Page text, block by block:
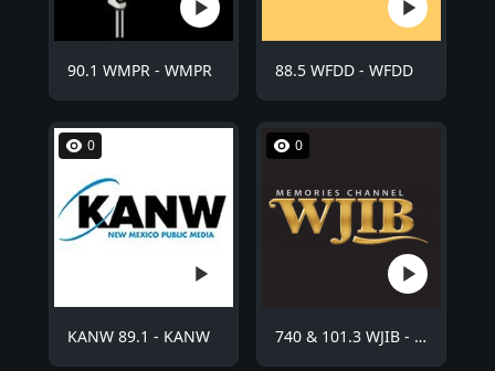
90.1 WMPR - WMPR 88.5 WFDD - WFDD
0
KANW 89.1 - KANW
0
740 & 101.3 WJIB - WJIB